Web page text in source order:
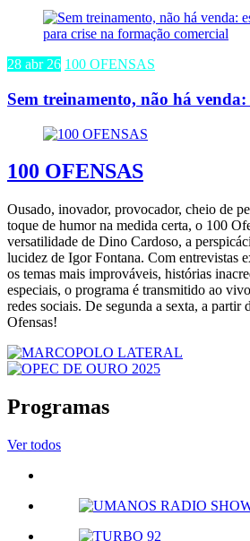
28 abr 26 100 OFENSAS
Sem treinamento, não há venda:
100 OFENSAS
Ousado, inovador, provocador, cheio de
toque de humor na medida certa, o 100
versatilidade de Dino Cardoso, a
lucidez de Igor Fontana. Com entrevistas
os temas mais improváveis, histórias
especiais, o programa é transmitido ao
redes sociais. De segunda a sexta, a partir
Ofensas!
Programas
Ver todos